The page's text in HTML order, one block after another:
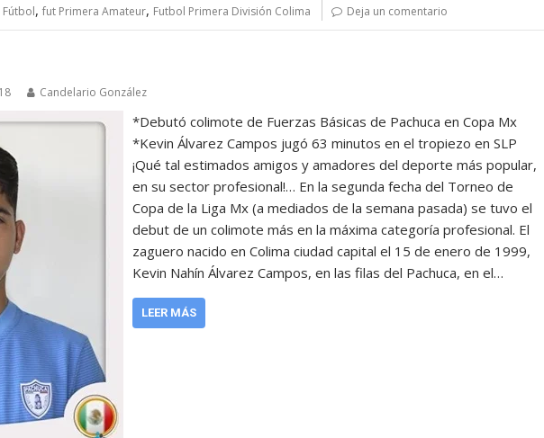
Fútbol, fut Primera Amateur, Futbol Primera División Colima Deja un comentario
Candelario González
*Debutó colimote de Fuerzas Básicas de Pachuca en Copa Mx
*Kevin Álvarez Campos jugó 63 minutos en el tropiezo en SLP
¡Qué tal estimados amigos y amadores del deporte más popular,
en su sector profesional!… En la segunda fecha del Torneo de
Copa de la Liga Mx (a mediados de la semana pasada) se tuvo el
debut de un colimote más en la máxima categoría profesional. El
zaguero nacido en Colima ciudad capital el 15 de enero de 1999,
Kevin Nahín Álvarez Campos, en las filas del Pachuca, en el…
LEER MÁS